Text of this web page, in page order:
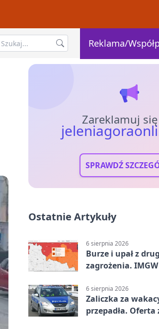
Reklama/
Zareklamuj
SPRAWDŹ
Ostatnie Artykuły
6 sierpnia 2026
Burze i upał z
zagrożenia.
6 sierpnia 2026
Zaliczka za
przepadła. Oferta